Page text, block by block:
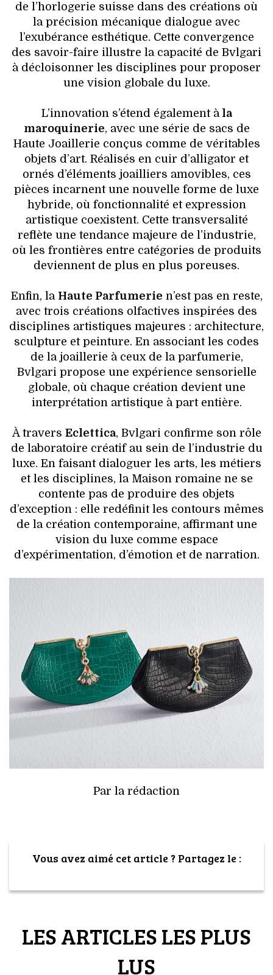
de l’horlogerie suisse dans des créations où
la précision mécanique dialogue avec
l’exubérance esthétique. Cette convergence
des savoir-faire illustre la capacité de Bvlgari
à décloisonner les disciplines pour proposer
une vision globale du luxe.
L’innovation s’étend également àla
maroquinerie, avec une série de sacs de
Haute Joaillerie conçus comme de véritables
objets d’art. Réalisés en cuir d’alligator et
ornés d’éléments joailliers amovibles, ces
pièces incarnent une nouvelle forme de luxe
hybride, où fonctionnalité et expression
artistique coexistent. Cette transversalité
reflète une tendance majeure de l’industrie,
où les frontières entre catégories de produits
deviennent de plus en plus poreuses.
Enfin, la Haute Parfumerie n’est pas en reste,
avec trois créations olfactives inspirées des
disciplines artistiques majeures : architecture,
sculpture et peinture. En associant les codes
de la joaillerie à ceux de la parfumerie,
Bvlgari propose une expérience sensorielle
globale, où chaque création devient une
interprétation artistique à part entière.
À travers Eclettica, Bvlgari confirme son rôle
de laboratoire créatif au sein de l’industrie du
luxe. En faisant dialoguer les arts, les métiers
et les disciplines, la Maison romaine ne se
contente pas de produire des objets
d’exception : elle redéfinit les contours mêmes
de la création contemporaine, affirmant une
vision du luxe comme espace
d’expérimentation, d’émotion et de narration.
Par la rédaction
Vous avez aimé cet article ? Partagez le :
LES ARTICLES LES PLUS
LUS